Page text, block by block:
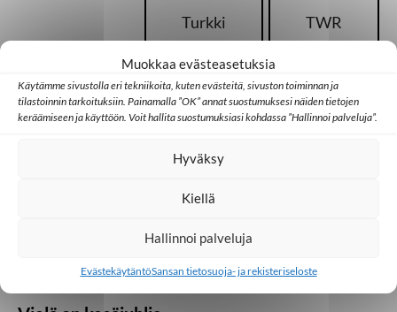
Muokkaa evästeasetuksia
Käytämme sivustolla eri tekniikoita, kuten evästeitä, sivuston toiminnan ja
tilastoinnin tarkoituksiin. Painamalla ”OK” annat suostumuksesi näiden tietojen
keräämiseen ja käyttöön. Voit hallita suostumuksiasi kohdassa ”Hallinnoi palveluja”.
Hyväksy
Kiellä
Hallinnoi palveluja
EvästekäytäntöSansan tietosuoja- ja rekisteriseloste
Turkki TWR
Uskonto Vainotut